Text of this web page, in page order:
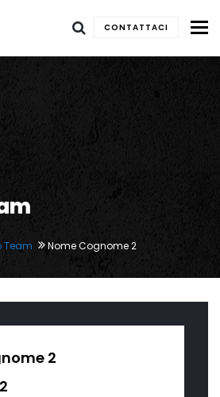
CONTATTACI
Team Nome Cognome 2
2